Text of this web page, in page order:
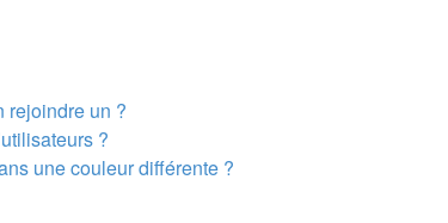
rejoindre un ?
?
une couleur différente ?